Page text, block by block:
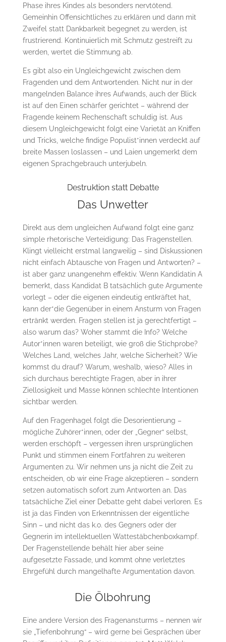
Phase ihres Kindes als besonders nervtötend.
Gemeinhin Offensichtliches zu erklären und dann mit
Zweifel statt Dankbarkeit begegnet zu werden, ist
frustrierend. Kontinuierlich mit Schmutz gestreift zu
werden, wertet die Stimmung ab.
Es gibt also ein Ungleichgewicht zwischen dem
Fragenden und dem Antwortenden. Nicht nur in der
mangelnden Balance ihres Aufwands, auch der Blick
ist auf den Einen schärfer gerichtet – während der
Fragende keinem Rechenschaft schuldig ist. Aus
diesem Ungleichgewicht folgt eine Varietät an Kniffen
und Tricks, welche findige Populist*innen verdeckt auf
breite Massen loslassen – und Laien ungemerkt dem
eigenen Sprachgebrauch unterjubeln.
Destruktion statt Debatte
Das Unwetter
Direkt aus dem ungleichen Aufwand folgt eine ganz
simple rhetorische Verteidigung: Das Fragenstellen.
Klingt vielleicht erstmal langweilig – sind Diskussionen
nicht einfach Abtausche von Fragen und Antworten? –
ist aber ganz unangenehm effektiv. Wenn Kandidatin A
bemerkt, dass Kandidat B tatsächlich gute Argumente
vorlegt – oder die eigenen eindeutig entkräftet hat,
kann der*die Gegenüber in einem Ansturm von Fragen
ertränkt werden. Fragen stellen ist ja gerechtfertigt –
also warum das? Woher stammt die Info? Welche
Autor*innen waren beteiligt, wie groß die Stichprobe?
Welches Land, welches Jahr, welche Sicherheit? Wie
kommst du drauf? Warum, weshalb, wieso? Alles in
sich durchaus berechtigte Fragen, aber in ihrer
Ziellosigkeit und Masse können schlechte Intentionen
sichtbar werden.
Auf den Fragenhagel folgt die Desorientierung –
mögliche Zuhörer*innen, oder der „Gegner“ selbst,
werden erschöpft – vergessen ihren ursprünglichen
Punkt und stimmen einem Fortfahren zu weiteren
Argumenten zu. Wir nehmen uns ja nicht die Zeit zu
entscheiden, ob wir eine Frage akzeptieren – sondern
setzen automatisch sofort zum Antworten an. Das
tatsächliche Ziel einer Debatte geht dabei verloren. Es
ist ja das Finden von Erkenntnissen der eigentliche
Sinn – und nicht das k.o. des Gegners oder der
Gegnerin im intellektuellen Wattestäbchenboxkampf.
Der Fragenstellende behält hier aber seine
aufgesetzte Fassade, und kommt ohne verletztes
Ehrgefühl durch mangelhafte Argumentation davon.
Die Ölbohrung
Eine andere Version des Fragenansturms – nennen wir
sie „Tiefenbohrung“ – wird gerne bei Gesprächen über